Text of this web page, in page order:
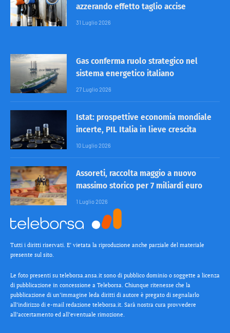
azzerando effetto taglio accise
31 Luglio 2026
Gas conferma ruolo strategico nel
sistema energetico italiano
27 Luglio 2026
Istat: prospettive economia mondiale
incerte, PIL Italia in lieve crescita
10 Luglio 2026
Assoreti, raccolta maggio a nuovo
massimo storico per 7 miliardi euro
1 Luglio 2026
Tutti i diritti riservati. E’ vietata la riproduzione anche parziale del materiale
presente sul sito.
Le foto presenti su teleborsa.ansa.it sono di pubblico dominio o soggette a licenza
di pubblicazione in concessione a Teleborsa. Chiunque ritenesse che la
pubblicazione di un’immagine leda diritti di autore è pregato di segnalarlo
all’indirizzo di e-mail redazione teleborsa.it. Sarà nostra cura provvedere
all’accertamento ed all’eventuale rimozione.